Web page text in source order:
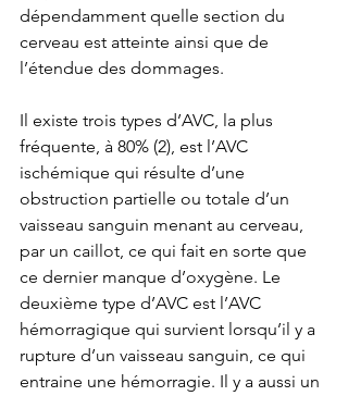
dépendamment quelle section du
cerveau est atteinte ainsi que de
l’étendue des dommages.
Il existe trois types d’AVC, la plus
fréquente, à 80% (2), est l’AVC
ischémique qui résulte d’une
obstruction partielle ou totale d’un
vaisseau sanguin menant au cerveau,
par un caillot, ce qui fait en sorte que
ce dernier manque d’oxygène. Le
deuxième type d’AVC est l’AVC
hémorragique qui survient lorsqu’il y a
rupture d’un vaisseau sanguin, ce qui
entraine une hémorragie. Il y a aussi un